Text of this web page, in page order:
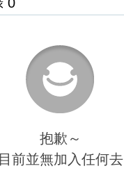
抱歉～
目前並無加入任何去